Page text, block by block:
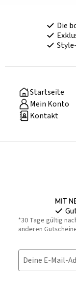
Die
Startseite
Mein Konto
Kontakt
Mit
*30 Tage gültig
anderen
Deine E-Mail-